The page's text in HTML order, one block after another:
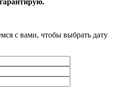
с вами, чтобы выбрать дату